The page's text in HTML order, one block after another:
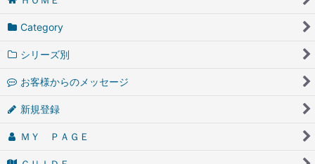
Category
シリーズ別
お客様からのメッセージ
新規登録
ＭＹ ＰＡＧＥ